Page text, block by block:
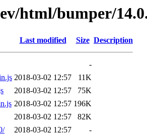
html/bumper/
Last modified Size Description
-
2018-03-02 12:57
11K
2018-03-02 12:57
75K
2018-03-02 12:57 196K
2018-03-02 12:57
82K
2018-03-02 12:57
-